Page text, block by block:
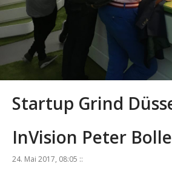
Startup Grind
InVision Peter
24. Mai 2017, 08:05 ::